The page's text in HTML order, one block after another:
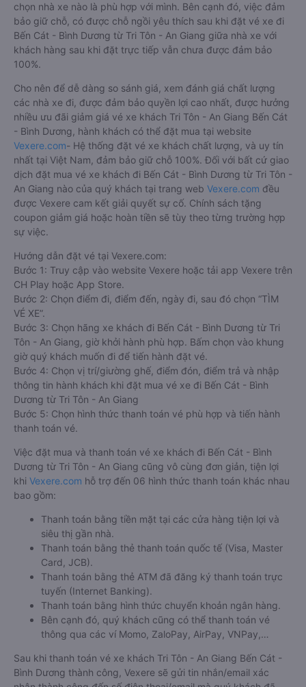
chọn nhà xe nào là phù hợp với mình. Bên cạnh đó, việc đảm
bảo giữ chỗ, có được chỗ ngồi yêu thích sau khi đặt vé xe đi
Bến Cát - Bình Dương từ Tri Tôn - An Giang giữa nhà xe với
khách hàng sau khi đặt trực tiếp vẫn chưa được đảm bảo
100%.
Cho nên để dễ dàng so sánh giá, xem đánh giá chất lượng
các nhà xe đi, được đảm bảo quyền lợi cao nhất, được hưởng
nhiều ưu đãi giảm giá vé xe khách Tri Tôn - An Giang Bến Cát
- Bình Dương, hành khách có thể đặt mua tại website
Vexere.com- Hệ thống đặt vé xe khách chất lượng, và uy tín
nhất tại Việt Nam, đảm bảo giữ chỗ 100%. Đối với bất cứ giao
dịch đặt mua vé xe khách đi Bến Cát - Bình Dương từ Tri Tôn -
An Giang nào của quý khách tại trang web Vexere.com đều
được Vexere cam kết giải quyết sự cố. Chính sách tặng
coupon giảm giá hoặc hoàn tiền sẽ tùy theo từng trường hợp
sự việc.
Hướng dẫn đặt vé tại Vexere.com:
Bước 1: Truy cập vào website Vexere hoặc tải app Vexere trên
CH Play hoặc App Store.
Bước 2: Chọn điểm đi, điểm đến, ngày đi, sau đó chọn “TÌM
VÉ XE”.
Bước 3: Chọn hãng xe khách đi Bến Cát - Bình Dương từ Tri
Tôn - An Giang, giờ khởi hành phù hợp. Bấm chọn vào khung
giờ quý khách muốn đi để tiến hành đặt vé.
Bước 4: Chọn vị trí/giường ghế, điểm đón, điểm trả và nhập
thông tin hành khách khi đặt mua vé xe đi Bến Cát - Bình
Dương từ Tri Tôn - An Giang
Bước 5: Chọn hình thức thanh toán vé phù hợp và tiến hành
thanh toán vé.
Việc đặt mua và thanh toán vé xe khách đi Bến Cát - Bình
Dương từ Tri Tôn - An Giang cũng vô cùng đơn giản, tiện lợi
khi Vexere.com hỗ trợ đến 06 hình thức thanh toán khác nhau
bao gồm:
Thanh toán bằng tiền mặt tại các cửa hàng tiện lợi và
siêu thị gần nhà.
Thanh toán bằng thẻ thanh toán quốc tế (Visa, Master
Card, JCB).
Thanh toán bằng thẻ ATM đã đăng ký thanh toán trực
tuyến (Internet Banking).
Thanh toán bằng hình thức chuyển khoản ngân hàng.
Bên cạnh đó, quý khách cũng có thể thanh toán vé
thông qua các ví Momo, ZaloPay, AirPay, VNPay,…
Sau khi thanh toán vé xe khách Tri Tôn - An Giang Bến Cát -
Bình Dương thành công, Vexere sẽ gửi tin nhắn/email xác